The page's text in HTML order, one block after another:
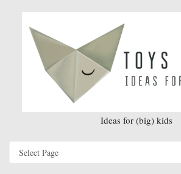
Ideas for (big) kids